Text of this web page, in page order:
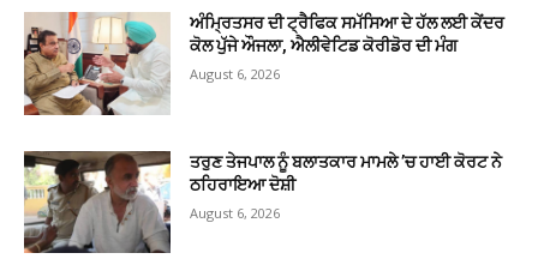
ਅੰਮ੍ਰਿਤਸਰ ਦੀ ਟ੍ਰੈਫਿਕ ਸਮੱਸਿਆ ਦੇ ਹੱਲ ਲਈ ਕੇਂਦਰ
ਕੋਲ ਪੁੱਜੇ ਔਜਲਾ, ਐਲੀਵੇਟਿਡ ਕੋਰੀਡੋਰ ਦੀ ਮੰਗ
August 6, 2026
ਤਰੁਣ ਤੇਜਪਾਲ ਨੂੰ ਬਲਾਤਕਾਰ ਮਾਮਲੇ ’ਚ ਹਾਈ ਕੋਰਟ ਨੇ
ਠਹਿਰਾਇਆ ਦੋਸ਼ੀ
August 6, 2026